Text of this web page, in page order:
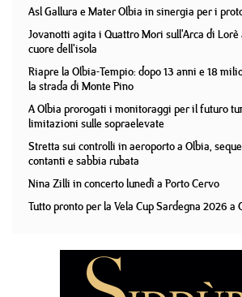
Asl Gallura e Mater Olbia in sinergia per i
Jovanotti agita i Quattro Mori sull'Arca di Lorè
cuore dell'isola
Riapre la Olbia-Tempio: dopo 13 anni e 18
la strada di Monte Pino
A Olbia prorogati i monitoraggi per il futuro
limitazioni sulle sopraelevate
Stretta sui controlli in aeroporto a Olbia,
contanti e sabbia rubata
Nina Zilli in concerto lunedì a Porto Cervo
Tutto pronto per la Vela Cup Sardegna 2026 a